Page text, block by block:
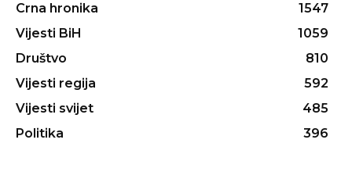
Crna hronika
1547
Vijesti BiH
1059
Društvo
810
Vijesti regija
592
Vijesti svijet
485
Politika
396